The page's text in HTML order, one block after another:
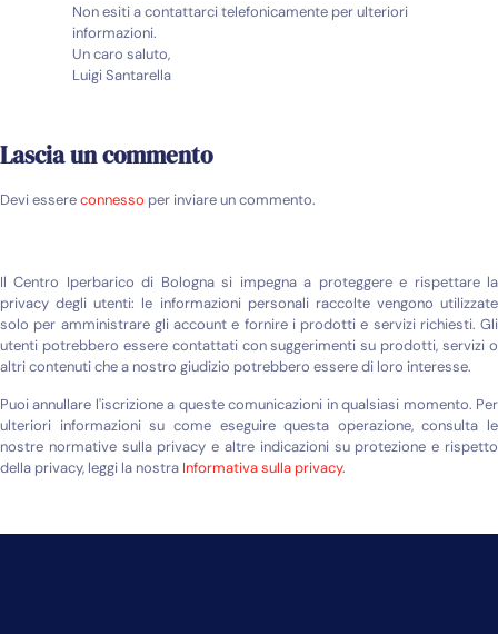
Non esiti a contattarci telefonicamente per ulteriori
informazioni.
Un caro saluto,
Luigi Santarella
Lascia un commento
Devi essereconnesso per inviare un commento.
Il Centro Iperbarico di Bologna si impegna a proteggere e rispettare la
privacy degli utenti: le informazioni personali raccolte vengono utilizzate
solo per amministrare gli account e fornire i prodotti e servizi richiesti. Gli
utenti potrebbero essere contattati con suggerimenti su prodotti, servizi o
altri contenuti che a nostro giudizio potrebbero essere di loro interesse.
Puoi annullare l'iscrizione a queste comunicazioni in qualsiasi momento. Per
ulteriori informazioni su come eseguire questa operazione, consulta le
nostre normative sulla privacy e altre indicazioni su protezione e rispetto
della privacy, leggi la nostra Informativa sulla privacy.